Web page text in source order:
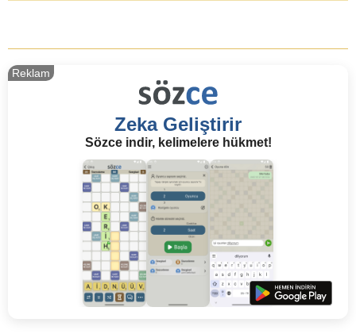
Zeka Geliştirir
Sözce indir, kelimelere hükmet!
Reklam